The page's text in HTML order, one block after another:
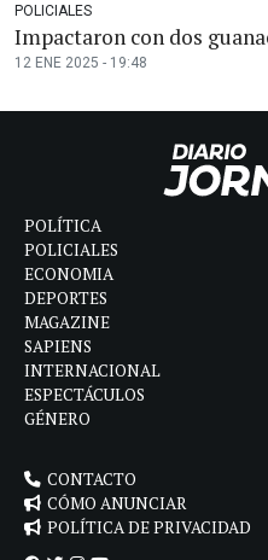
POLICIALES
Impactaron con dos
12 ENE 2025 - 19:48
POLÍTICA
POLICIALES
ECONOMIA
DEPORTES
MAGAZINE
SAPIENS
INTERNACIONAL
ESPECTÁCULOS
GÉNERO
CONTACTO
CÓMO ANUNCIAR
POLÍTICA DE PRIVACIDAD